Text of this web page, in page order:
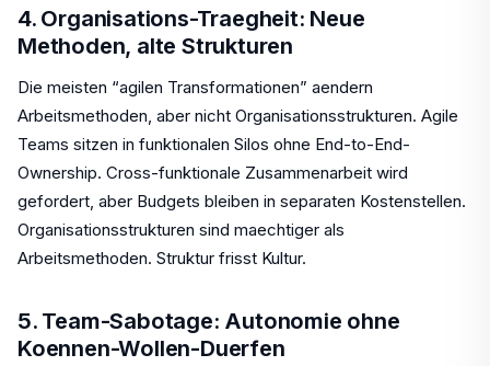
4. Organisations-Traegheit: Neue
Methoden, alte Strukturen
Die meisten “agilen Transformationen” aendern
Arbeitsmethoden, aber nicht Organisationsstrukturen. Agile
Teams sitzen in funktionalen Silos ohne End-to-End-
Ownership. Cross-funktionale Zusammenarbeit wird
gefordert, aber Budgets bleiben in separaten Kostenstellen.
Organisationsstrukturen sind maechtiger als
Arbeitsmethoden. Struktur frisst Kultur.
5. Team-Sabotage: Autonomie ohne
Koennen-Wollen-Duerfen